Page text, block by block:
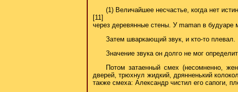
(1) Величайшее несчастье, когда нет
[11]
через деревянные стены. У maman в будуаре
Затем шваркающий звук, и кто-то плевал.
Значение звука он долго не мог
Потом затаенный смех (несомненно,
дверей, трюхнул жидкий, дрянненький
также смеха: Александр чистил его сапоги,